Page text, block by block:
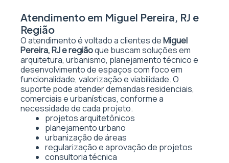
Atendimento em Miguel Pereira, RJ e
Região
O atendimento é voltado a clientes deMiguel
Pereira, RJ e regiãoque buscam soluções em
arquitetura, urbanismo, planejamento técnico e
desenvolvimento de espaços com foco em
funcionalidade, valorização e viabilidade. O
suporte pode atender demandas residenciais,
comerciais e urbanísticas, conforme a
necessidade de cada projeto.
projetos arquitetônicos
planejamento urbano
urbanização de áreas
regularização e aprovação de projetos
consultoria técnica